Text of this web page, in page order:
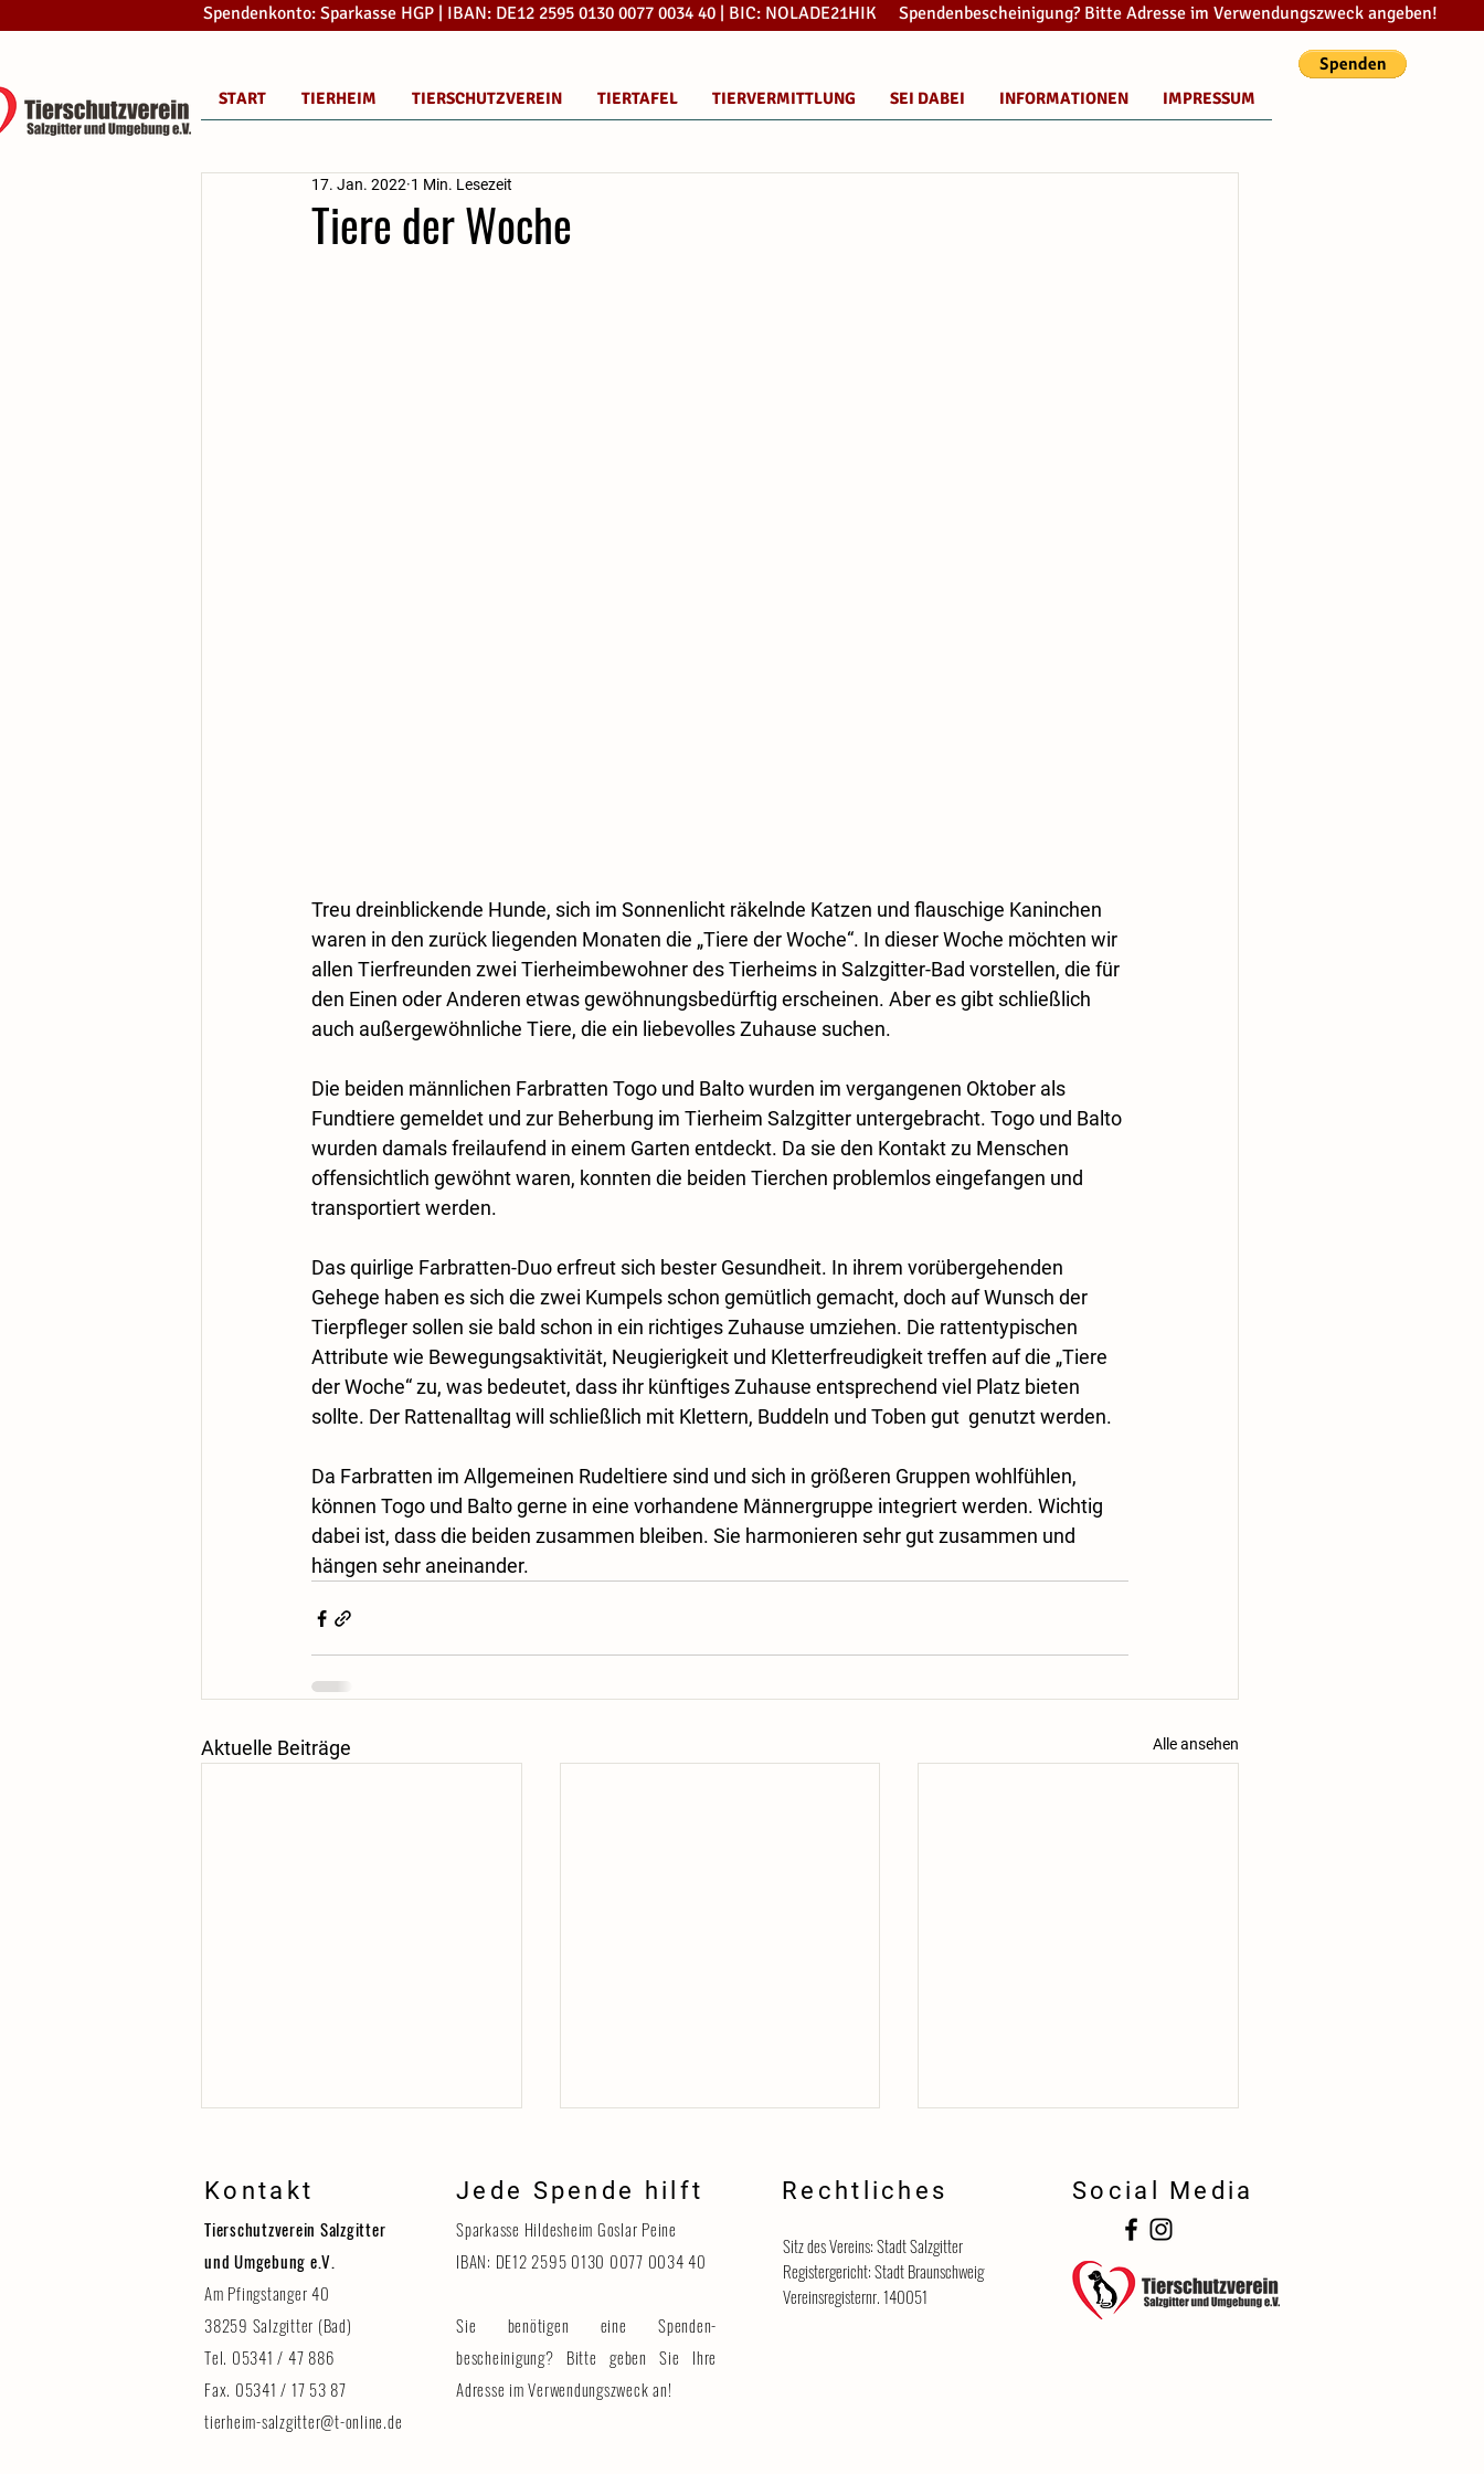
Spendenkonto: Sparkasse HGP | IBAN: DE12 2595 0130 0077 0034 40 | BIC: NOLADE21HIK Spendenbescheinigung? Bitte Adresse im Verwendungszweck angeben!
START TIERHEIM TIERSCHUTZVEREIN TIERTAFEL TIERVERMITTLUNG SEI DABEI INFORMATIONEN IMPRESSUM
Tiere der Woche
17. Jan. 2022 1 Min. Lesezeit
Treu dreinblickende Hunde, sich im Sonnenlicht räkelnde Katzen und flauschige Kaninchen
waren in den zurück liegenden Monaten die „Tiere der Woche“. In dieser Woche möchten wir
allen Tierfreunden zwei Tierheimbewohner des Tierheims in Salzgitter-Bad vorstellen, die für
den Einen oder Anderen etwas gewöhnungsbedürftig erscheinen. Aber es gibt schließlich
auch außergewöhnliche Tiere, die ein liebevolles Zuhause suchen.
Die beiden männlichen Farbratten Togo und Balto wurden im vergangenen Oktober als
Fundtiere gemeldet und zur Beherbung im Tierheim Salzgitter untergebracht. Togo und Balto
wurden damals freilaufend in einem Garten entdeckt. Da sie den Kontakt zu Menschen
offensichtlich gewöhnt waren, konnten die beiden Tierchen problemlos eingefangen und
transportiert werden.
Das quirlige Farbratten-Duo erfreut sich bester Gesundheit. In ihrem vorübergehenden
Gehege haben es sich die zwei Kumpels schon gemütlich gemacht, doch auf Wunsch der
Tierpfleger sollen sie bald schon in ein richtiges Zuhause umziehen. Die rattentypischen
Attribute wie Bewegungsaktivität, Neugierigkeit und Kletterfreudigkeit treffen auf die „Tiere
der Woche“ zu, was bedeutet, dass ihr künftiges Zuhause entsprechend viel Platz bieten
sollte. Der Rattenalltag will schließlich mit Klettern, Buddeln und Toben gut  genutzt werden.
Da Farbratten im Allgemeinen Rudeltiere sind und sich in größeren Gruppen wohlfühlen,
können Togo und Balto gerne in eine vorhandene Männergruppe integriert werden. Wichtig
dabei ist, dass die beiden zusammen bleiben. Sie harmonieren sehr gut zusammen und
hängen sehr aneinander.
Aktuelle Beiträge Alle ansehen
Erinnerung: Tag der Tiere am 8.
August
Katzenhaus vorübergehend für
Besucher geschlossen
Kontakt
Tierschutzverein Salzgitter
und Umgebung e.V.
Am Pfingstanger 40
38259 Salzgitter (Bad)
Tel. 05341 / 47 886
Fax. 05341 / 17 53 87
tierheim-salzgitter@t-online.de
Jede Spende hilft
Sparkasse Hildesheim Goslar Peine
IBAN: DE12 2595 0130 0077 0034 40
Sie benötigen eine Spenden-
bescheinigung? Bitte geben Sie Ihre
Adresse im Verwendungszweck an!
Rechtliches
Sitz des Vereins: Stadt Salzgitter
Registergericht: Stadt Braunschweig
Vereinsregisternr. 140051
Social Media